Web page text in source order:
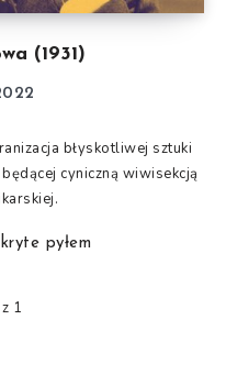
(1931)
błyskotliwej sztuki
cyniczną wiwisekcją
pyłem
1